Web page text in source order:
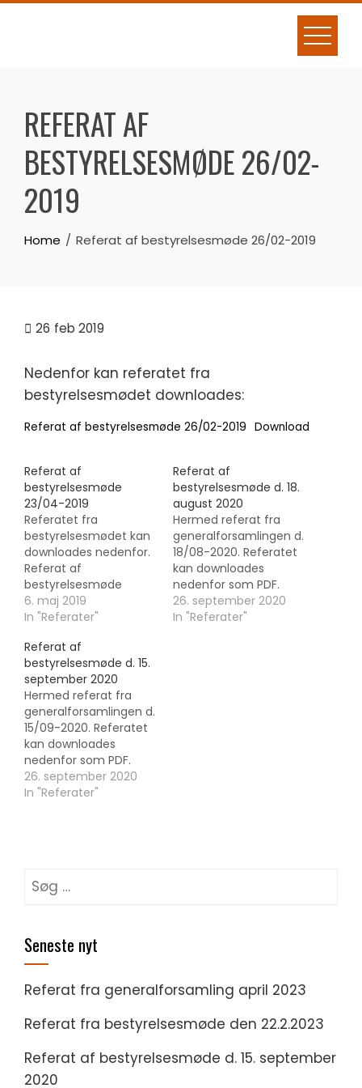
Skip
REFERAT AF
BESTYRELSESMØDE 26/02-
2019
Home Referat af bestyrelsesmøde 26/02-2019
26 feb 2019
Nedenfor kan referatet fra
bestyrelsesmødet downloades:
Referat af bestyrelsesmøde 26/02-2019 Download
Referat af
bestyrelsesmøde
23/04-2019
Referatet fra
bestyrelsesmødet kan
downloades nedenfor.
Referat af
bestyrelsesmøde
23/04-2019Download
6. maj 2019
In "Referater"
Referat af
bestyrelsesmøde d. 18.
august 2020
Hermed referat fra
generalforsamlingen d.
18/08-2020. Referatet
kan downloades
nedenfor som PDF.
Bestyrelsesmøde den
18.8.2020Download
26. september 2020
In "Referater"
Referat af
bestyrelsesmøde d. 15.
september 2020
Hermed referat fra
generalforsamlingen d.
15/09-2020. Referatet
kan downloades
nedenfor som PDF.
Bestyrelsesmøde
15.9.2020Download
26. september 2020
In "Referater"
Søg
efter:
Seneste nyt
Referat fra generalforsamling april 2023
Referat fra bestyrelsesmøde den 22.2.2023
Referat af bestyrelsesmøde d. 15. september
2020